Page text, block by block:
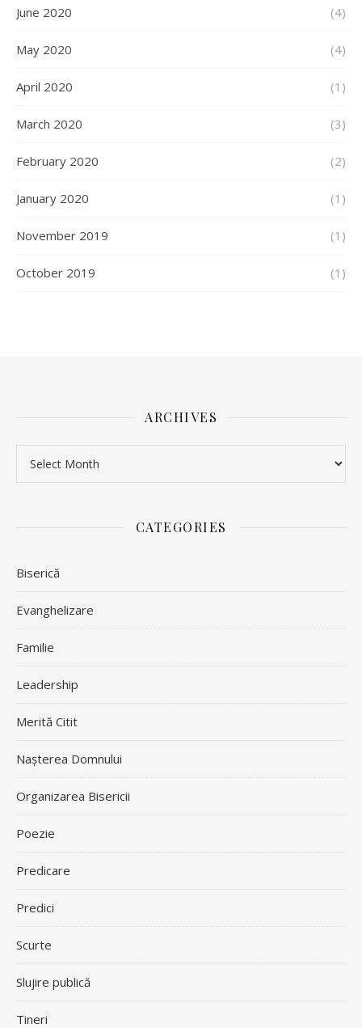
June 2020 (4)
May 2020 (4)
April 2020 (1)
March 2020 (3)
February 2020 (2)
January 2020 (1)
November 2019 (1)
October 2019 (1)
ARCHIVES
CATEGORIES
Biserică
Evanghelizare
Familie
Leadership
Merită Citit
Nașterea Domnului
Organizarea Bisericii
Poezie
Predicare
Predici
Scurte
Slujire publică
Tineri